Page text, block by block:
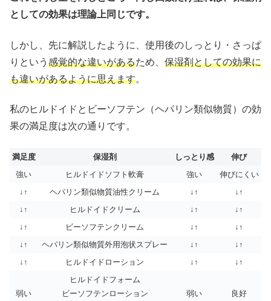
としての効果は理論上同じです。
しかし、先に解説したように、使用後のしっとり・さっぱ
りという 感覚的な違いがあるため、 保湿剤としての効果に
も違いがあるように思えます。
私のヒルドイドとビーソフテン（ヘパリン類似物質）の効
果の満足度は次の通りです。
満足度 保湿剤 しっとり感
伸び
強い
ヒルドイドソフト軟膏 強い
伸びにくい
↓↑
ヘパリン類似物質油性クリーム ↓↑
↓↑
↓↑
ヒルドイドクリーム ↓↑
↓↑
↓↑
ビーソフテンクリーム ↓↑
↓↑
↓↑
ヘパリン類似物質外用泡状スプレー ↓↑
↓↑
↓↑
ヒルドイドローション ↓↑ ↓↑
弱い
ヒルドイドフォーム
ビーソフテンローション
弱い 良好